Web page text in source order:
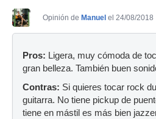
Opinión de Manuel el 24/08/2018
Pros: Ligera, muy cómoda de
gran belleza. También buen
Contras: Si quieres tocar rock
guitarra. No tiene pickup de
tiene en mástil es más bien